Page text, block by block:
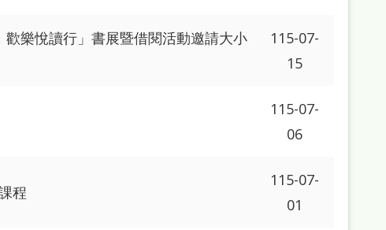
樂悅讀行」書展暨借閱活動邀請大小
115-07-
15
115-07-
06
程
115-07-
01